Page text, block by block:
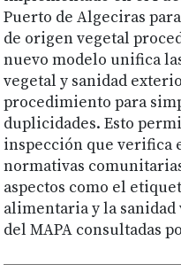
Puerto de Algeciras
de origen vegetal
nuevo modelo unifica
vegetal y sanidad
procedimiento para
duplicidades. Esto
inspección que verifica
normativas
aspectos como el
alimentaria y la sanidad
del MAPA consultadas